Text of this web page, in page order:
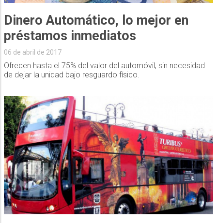
Dinero Automático, lo mejor en
préstamos inmediatos
06 de abril de 2017
Ofrecen hasta el 75% del valor del automóvil, sin necesidad
de dejar la unidad bajo resguardo físico.